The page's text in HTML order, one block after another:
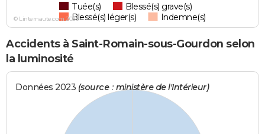
Tuée(s)
Blessé(s) grave(s)
Blessé(s) léger(s)
Indemne(s)
© Linternaute.com 2026
Accidents à Saint-Romain-sous-Gourdon selon
la luminosité
Données 2023 (source : ministère de l'Intérieur)